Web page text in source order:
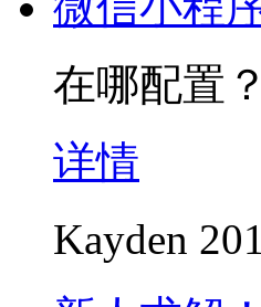
在哪配置？
详情
Kayden